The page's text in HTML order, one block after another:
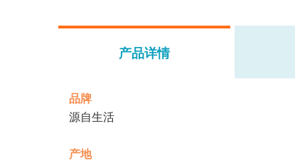
产品详情
品牌
源自生活
产地